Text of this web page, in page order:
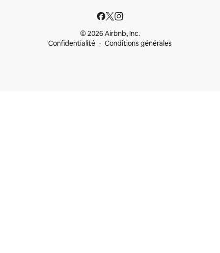
© 2026 Airbnb, Inc.
Confidentialité
Conditions générales